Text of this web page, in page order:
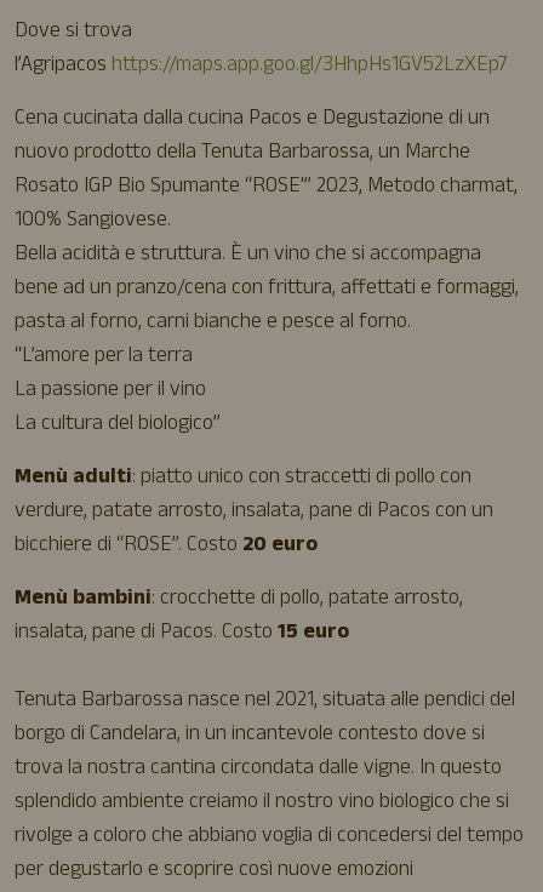
Dove si trova
l’Agripacos https://maps.app.goo.gl/3HhpHs1GV52LzXEp7
Cena cucinata dalla cucina Pacos e Degustazione di un
nuovo prodotto della Tenuta Barbarossa, un Marche
Rosato IGP Bio Spumante “ROSE'” 2023, Metodo charmat,
100% Sangiovese.
Bella acidità e struttura. È un vino che si accompagna
bene ad un pranzo/cena con frittura, affettati e formaggi,
pasta al forno, carni bianche e pesce al forno.
“L’amore per la terra
La passione per il vino
La cultura del biologico”
Menù adulti: piatto unico con straccetti di pollo con
verdure, patate arrosto, insalata, pane di Pacos con un
bicchiere di “ROSE”. Costo 20 euro
Menù bambini: crocchette di pollo, patate arrosto,
insalata, pane di Pacos. Costo15 euro
Tenuta Barbarossa nasce nel 2021, situata alle pendici del
borgo di Candelara, in un incantevole contesto dove si
trova la nostra cantina circondata dalle vigne. In questo
splendido ambiente creiamo il nostro vino biologico che si
rivolge a coloro che abbiano voglia di concedersi del tempo
per degustarlo e scoprire così nuove emozioni